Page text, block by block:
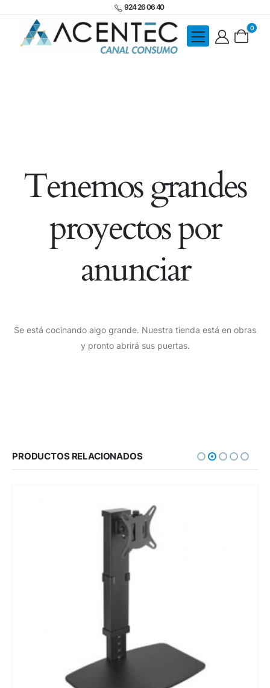
924 26 06 40
0
Tenemos grandes
proyectos por
anunciar
Se está cocinando algo grande. Nuestra tienda está en obras
y pronto abrirá sus puertas.
PRODUCTOS RELACIONADOS